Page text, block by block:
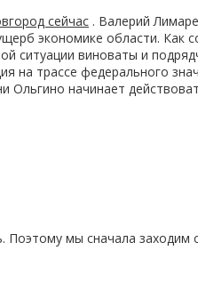
сейчас . Валерий
экономике области. Как
ситуации виноваты и
на трассе федерального
Ольгино начинает
Поэтому мы сначала заходим